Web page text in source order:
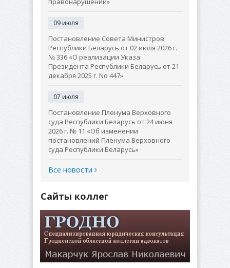
09 июля
Постановление Совета Министров
Республики Беларусь от 02 июля 2026 г.
№ 336 «О реализации Указа
Президента Республики Беларусь от 21
декабря 2025 г. No 447»
07 июля
Постановление Пленума Верховного
суда Республики Беларусь от 24 июня
2026 г. № 11 «Об изменении
постановлений Пленума Верховного
суда Республики Беларусь»
Все новости
Сайты коллег